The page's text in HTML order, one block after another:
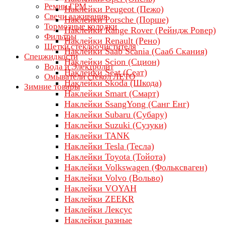
Ремни ГРМ
Свечи зажигания
Тормозные колодки
Фильтры
Щетки стеклоочистителя
Спецжидкости
Вода и Электролит
Омыватели стекол ЛЕТО
Зимние товары
Наклейки Peugeot (Пежо)
Наклейки Porsche (Порше)
Наклейки Range Rover (Рейндж Ровер)
Наклейки Renault (Рено)
Наклейки Saab Scania (Сааб Скания)
Наклейки Scion (Сцион)
Наклейки Seat (Сеат)
Наклейки Skoda (Шкода)
Наклейки Smart (Смарт)
Наклейки SsangYong (Санг Енг)
Наклейки Subaru (Субару)
Наклейки Suzuki (Сузуки)
Наклейки TANK
Наклейки Tesla (Тесла)
Наклейки Toyota (Тойота)
Наклейки Volkswagen (Фольксваген)
Наклейки Volvo (Вольво)
Наклейки VOYAH
Наклейки ZEEKR
Наклейки Лексус
Наклейки разные